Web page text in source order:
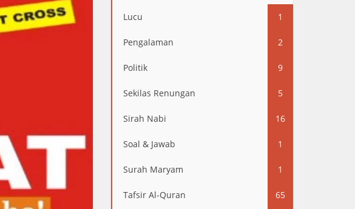
Lucu 1
Pengalaman 2
Politik 9
Sekilas Renungan 5
Sirah Nabi 16
Soal & Jawab 1
Surah Maryam 1
Tafsir Al-Quran 65